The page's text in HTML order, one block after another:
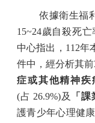
依據衛生福
15~24歲自殺死
中心指出， 112年
件中，經分析其前
症或其他精神疾
(占 26.9%)及 「
護青少年心理健